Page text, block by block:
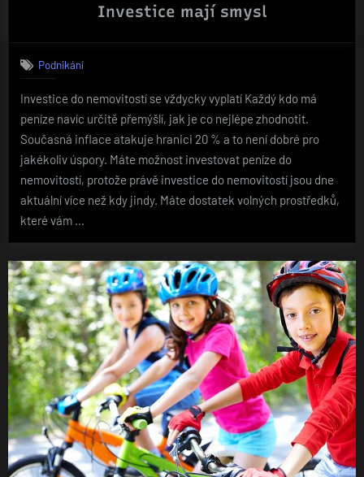
Investice mají smysl
Podnikání
Investice do nemovitostí se vždycky vyplatí Každý kdo má
peníze navíc určitě přemýšlí, jak je co nejlépe zhodnotit.
Současná inflace atakuje hranici 20 % a to není dobré pro
jakékoliv úspory. Máte možnost investovat peníze do
nemovitostí, protože právě investice do nemovitostí jsou dne
aktuální více než kdy jindy. Máte dostatek volných prostředků,
které vám …